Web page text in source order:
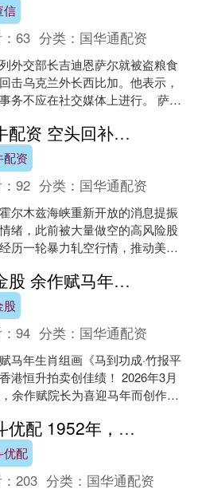
信
63 分类： 国华通配资
外交部长吉迪恩萨尔就被盗粮食
击乌克兰外长西比加。他表示，
务不应在社交媒体上进行。 萨尔
在公开发声之前，....米牛配资 空头回补引爆市场涨势，高风险股票领涨大盘
配资
92 分类： 国华通配资
尔木兹海峡重新开放的消息提振
绪，此前被大量做空的高风险股
历一轮暴力轧空行情，推动美股
标普500指数连....
点金股 余作赋马年组画拍卖记录
股
94 分类： 国华通配资
马年生肖组画《马到功成·竹报平
港恒升拍卖创佳绩！ 2026年3月
余作赋院长为喜迎马年而创作的
升中国....
日斗优配 1952年，上甘岭战役中，一名新兵守阵地时，见美军冲来十分慌乱，忽然
优配
203 分类： 国华通配资